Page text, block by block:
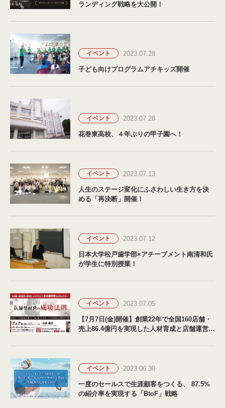
ランディング戦略を大公開！
イベント 2023.07.28
子ども向けプログラムアチキッズ開催
イベント 2023.07.28
花巻東高校、４年ぶりの甲子園へ！
イベント 2023.07.13
人生のステージ変化にふさわしい生き方を決
める「再決断」開催！
イベント 2023.07.12
日本大学松戸歯学部×アチーブメント南清和氏
が学生に特別授業！
イベント 2023.07.05
【7月7日(金)開催】創業22年で全国160店舗・
売上86.4億円を実現した人材育成と店舗運営の
開催予定！
イベント 2023.06.30
一度のセールスで生涯顧客をつくる、 87.5%
の紹介率を実現する「BtoF」戦略